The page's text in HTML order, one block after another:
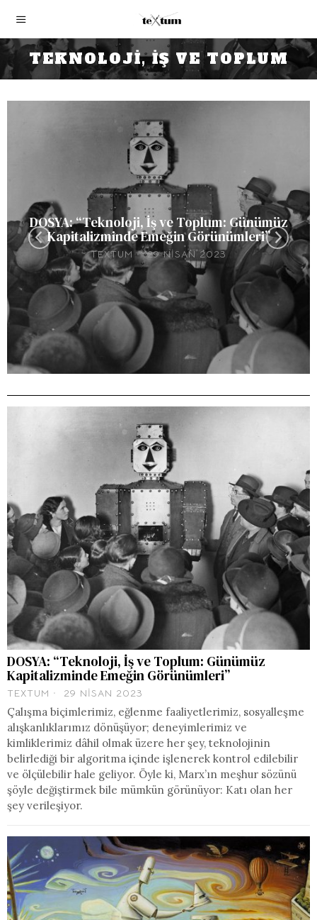
TEKNOLOJI, İŞ VE TOPLUM
DOSYA: “Teknoloji, İş ve Toplum: Günümüz
Kapitalizminde Emeğin Görünümleri”
TEXTUM 29 NISAN 2023
DOSYA: “Teknoloji, İş ve Toplum: Günümüz
Kapitalizminde Emeğin Görünümleri”
TEXTUM 29 NISAN 2023
Çalışma biçimlerimiz, eğlenme faaliyetlerimiz, sosyalleşme
alışkanlıklarımız dönüşüyor; deneyimlerimiz ve
kimliklerimiz dâhil olmak üzere her şey, teknolojinin
belirlediği bir algoritma içinde işlenerek kontrol edilebilir
ve ölçülebilir hale geliyor. Öyle ki, Marx’ın meşhur sözünü
şöyle değiştirmek bile mümkün görünüyor: Katı olan her
şey verileşiyor.